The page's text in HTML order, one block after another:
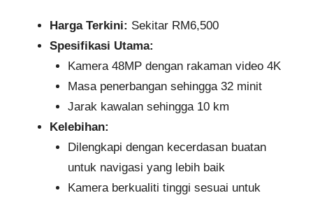
Harga Terkini: Sekitar RM6,500
Spesifikasi Utama:
Kamera 48MP dengan rakaman video 4K
Masa penerbangan sehingga 32 minit
Jarak kawalan sehingga 10 km
Kelebihan:
Dilengkapi dengan kecerdasan buatan
untuk navigasi yang lebih baik
Kamera berkualiti tinggi sesuai untuk